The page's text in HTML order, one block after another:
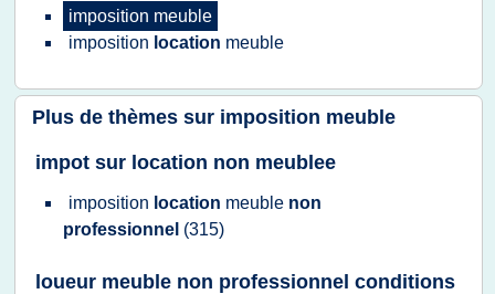
imposition meuble
imposition location meuble
Plus de thèmes sur imposition meuble
impot sur location non meublee
imposition location meuble non
professionnel (315)
loueur meuble non professionnel conditions